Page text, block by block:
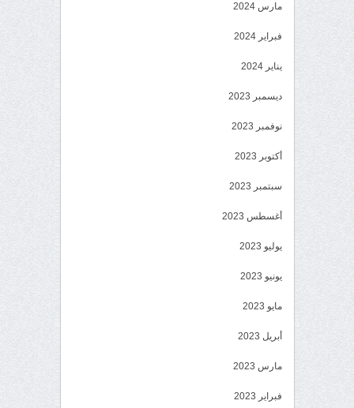
مارس 2024
فبراير 2024
يناير 2024
ديسمبر 2023
نوفمبر 2023
أكتوبر 2023
سبتمبر 2023
أغسطس 2023
يوليو 2023
يونيو 2023
مايو 2023
أبريل 2023
مارس 2023
فبراير 2023